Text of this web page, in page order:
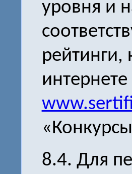
уровня и
рейтинги,
8.4. Для